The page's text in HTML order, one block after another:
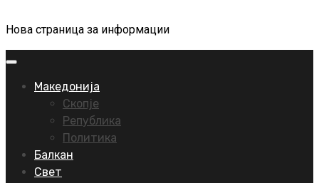
Нова страница за информации
Primary
Македонија
Скопје
Република
Политика
Балкан
Свет